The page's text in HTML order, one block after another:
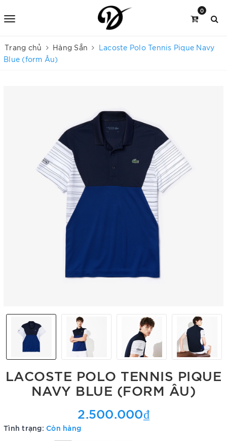
0
Trang chủ Hàng Sẵn
Lacoste Polo Tennis Pique Navy
Blue (form Âu)
LACOSTE POLO TENNIS PIQUE
NAVY BLUE (FORM ÂU)
2.500.000₫
Tình trạng: Còn hàng